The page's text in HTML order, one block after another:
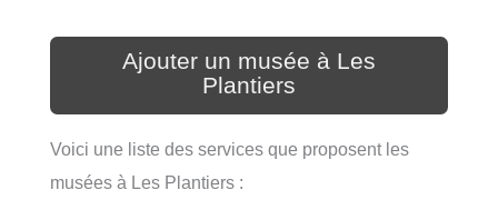
Ajouter un musée à Les
Plantiers
Voici une liste des services que proposent les
musées à Les Plantiers :